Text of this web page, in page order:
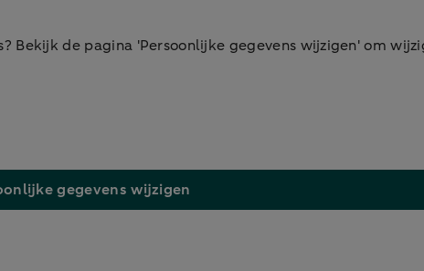
Bekijk de pagina 'Persoonlijke gegevens wijzigen' om
gegevens wijzigen